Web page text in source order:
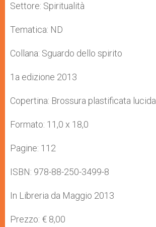
Settore: Spiritualità
Tematica: ND
Collana: Sguardo dello spirito
1a edizione 2013
Copertina: Brossura plastificata lucida
Formato: 11,0 x 18,0
Pagine: 112
ISBN: 978-88-250-3499-8
In Libreria da Maggio 2013
Prezzo: € 8,00